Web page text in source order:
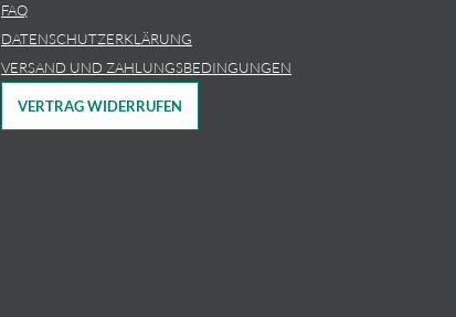
FAQ
DATENSCHUTZERKLÄRUNG
VERSAND UND ZAHLUNGSBEDINGUNGEN
VERTRAG WIDERRUFEN